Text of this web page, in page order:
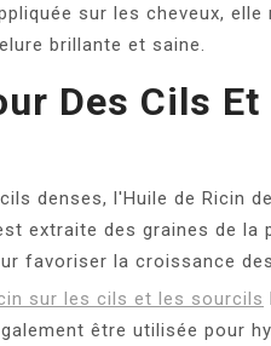
sur les cheveux,
brillante et saine.
Des Cils Et
denses, l'Huile de Ricin
extraite des graines de la
favoriser la croissance
sur les cils et les sourcils
être utilisée pour